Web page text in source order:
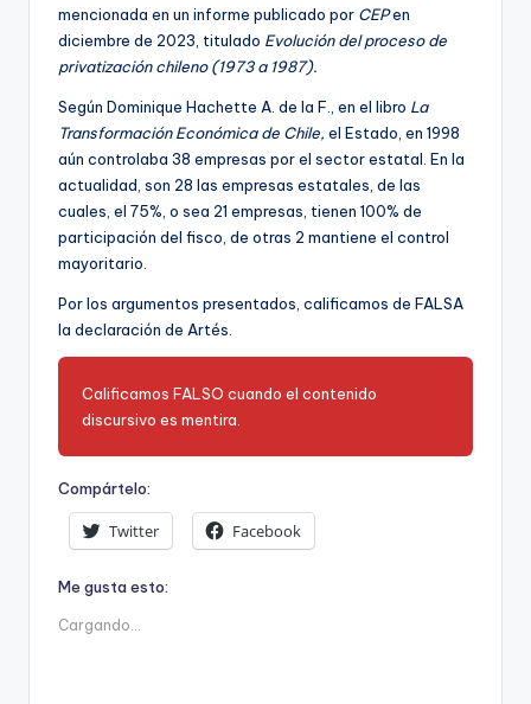
mencionada en un informe publicado por CEPen
diciembre de 2023, titulado Evolución del proceso de
privatización chileno (1973 a 1987).
Según Dominique Hachette A. de la F., en el libro La
Transformación Económica de Chile, el Estado, en 1998
aún controlaba 38 empresas por el sector estatal. En la
actualidad, son 28 las empresas estatales, de las
cuales, el 75%, o sea 21 empresas, tienen 100% de
participación del fisco, de otras 2 mantiene el control
mayoritario.
Por los argumentos presentados, calificamos de FALSA
la declaración de Artés.
Calificamos FALSO cuando el contenido
discursivo es mentira.
Compártelo:
Twitter Facebook
Me gusta esto:
Cargando...